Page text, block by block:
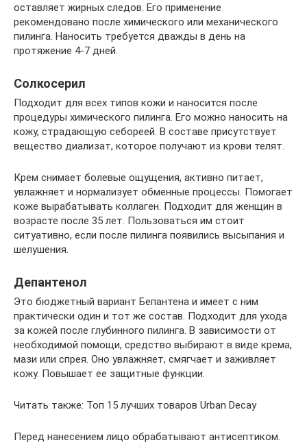
оставляет жирных следов. Его применение
рекомендовано после химического или механического
пилинга. Наносить требуется дважды в день на
протяжение 4-7 дней.
Солкосерил
Подходит для всех типов кожи и наносится после
процедуры химического пилинга. Его можно наносить на
кожу, страдающую себореей. В составе присутствует
вещество диализат, которое получают из крови телят.
Крем снимает болевые ощущения, активно питает,
увлажняет и нормализует обменные процессы. Помогает
коже вырабатывать коллаген. Подходит для женщин в
возрасте после 35 лет. Пользоваться им стоит
ситуативно, если после пилинга появились высыпания и
шелушения.
Депантенол
Это бюджетный вариант Бепантена и имеет с ним
практически один и тот же состав. Подходит для ухода
за кожей после глубинного пилинга. В зависимости от
необходимой помощи, средство выбирают в виде крема,
мази или спрея. Оно увлажняет, смягчает и заживляет
кожу. Повышает ее защитные функции.
Читать также: Топ 15 лучших товаров Urban Decay
Перед нанесением лицо обрабатывают антисептиком.